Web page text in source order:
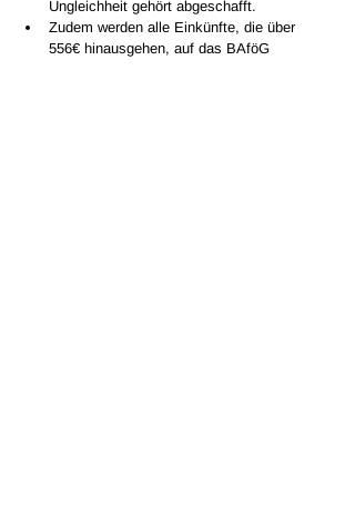
Ungleichheit gehört abgeschafft.
Zudem werden alle Einkünfte, die über
556€ hinausgehen, auf das BAföG